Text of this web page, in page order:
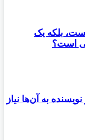
بلکه یک
است؟
به آن‌ها نیاز